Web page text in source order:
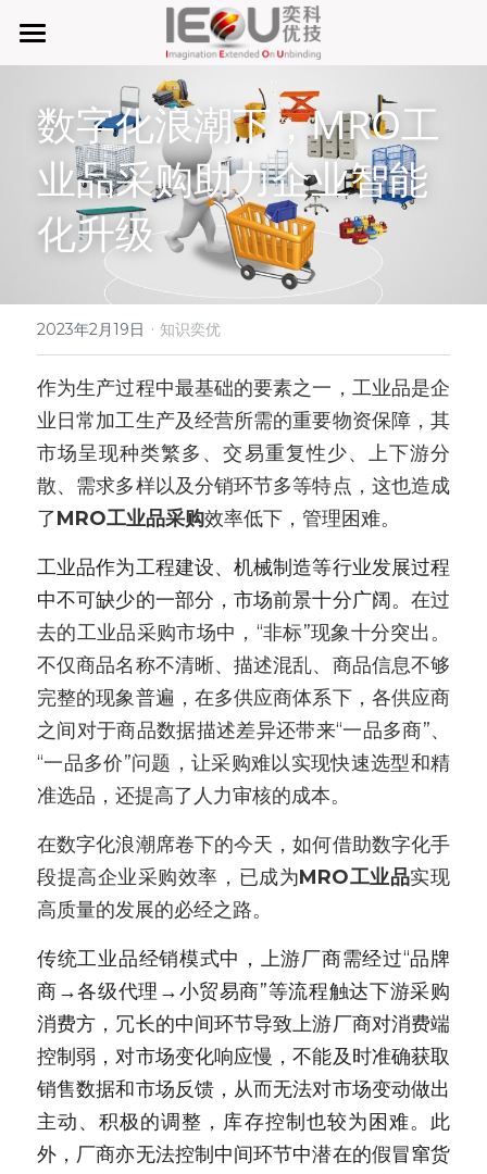
首页
微仓
D系微仓（热销）
产品与服务
单元智能化
单元智慧化
6S精益管理必备品
行业应用及案列
MRO工业物料智能化管理
手机平板智能存储
废旧家电拆解解决方案
商超快递配送解决方案
关于奕优
公司介绍
知识奕优
Lean Manufacturing（精益生产和管理）
新闻动态
服务模式
联系我们
搜索
数字化浪潮下，MRO工
业品采购助力企业智能
化升级
2023年2月19日 · 知识奕优
作为生产过程中最基础的要素之一，工业品是企
业日常加工生产及经营所需的重要物资保障，其
市场呈现种类繁多、交易重复性少、上下游分
散、需求多样以及分销环节多等特点，这也造成
了MRO工业品采购效率低下，管理困难。
工业品作为工程建设、机械制造等行业发展过程
中不可缺少的一部分，市场前景十分广阔。 在过
去的工业品采购市场中，“非标”现象十分突出。
不仅商品名称不清晰、描述混乱、商品信息不够
完整的现象普遍，在多供应商体系下，各供应商
之间对于商品数据描述差异还带来“一品多商”、
“一品多价”问题，让采购难以实现快速选型和精
准选品，还提高了人力审核的成本。
在数字化浪潮席卷下的今天，如何借助数字化手
段提高企业采购效率，已成为MRO工业品实现
高质量的发展的必经之路。
传统工业品经销模式中，上游厂商需经过“品牌
商→各级代理→小贸易商”等流程触达下游采购
消费方，冗长的中间环节导致上游厂商对消费端
控制弱，对市场变化响应慢，不能及时准确获取
销售数据和市场反馈，从而无法对市场变动做出
主动、积极的调整，库存控制也较为困难。此
外，厂商亦无法控制中间环节中潜在的假冒窜货